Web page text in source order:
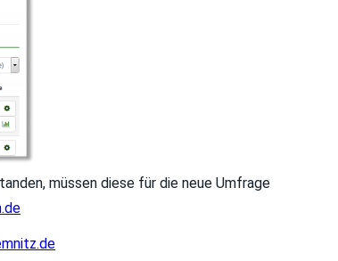
müssen diese für die neue Umfrage